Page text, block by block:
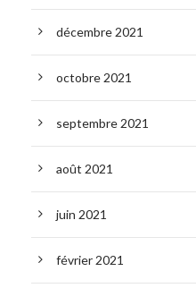
décembre 2021
octobre 2021
septembre 2021
août 2021
juin 2021
février 2021